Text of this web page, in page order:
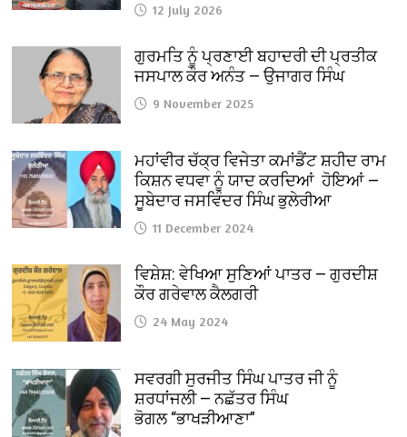
12 July 2026
ਗੁਰਮਤਿ ਨੂੰ ਪ੍ਰਣਾਈ ਬਹਾਦਰੀ ਦੀ ਪ੍ਰਤੀਕ
ਜਸਪਾਲ ਕੌਰ ਅਨੰਤ — ਉਜਾਗਰ ਸਿੰਘ
9 November 2025
ਮਹਾਂਵੀਰ ਚੱਕ੍ਰ ਵਿਜੇਤਾ ਕਮਾਂਡੈਂਟ ਸ਼ਹੀਦ ਰਾਮ
ਕਿਸ਼ਨ ਵਧਵਾ ਨੂੰ ਯਾਦ ਕਰਦਿਆਂ ਹੋਇਆਂ —
ਸੂਬੇਦਾਰ ਜਸਵਿੰਦਰ ਸਿੰਘ ਭੁਲੇਰੀਆ
11 December 2024
ਵਿਸ਼ੇਸ਼: ਵੇਖਿਆ ਸੁਣਿਆਂ ਪਾਤਰ — ਗੁਰਦੀਸ਼
ਕੌਰ ਗਰੇਵਾਲ ਕੈਲਗਰੀ
24 May 2024
ਸਵਰਗੀ ਸੁਰਜੀਤ ਸਿੰਘ ਪਾਤਰ ਜੀ ਨੂੰ
ਸ਼ਰਧਾਂਜਲੀ — ਨਛੱਤਰ ਸਿੰਘ
ਭੋਗਲ “ਭਾਖੜੀਆਣਾ”